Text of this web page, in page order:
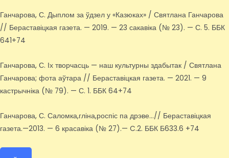
Ганчарова, С. Дыплом за ўдзел у «Казюках» / Святлана Ганчарова
// Бераставіцкая газета. — 2019. — 23 сакавіка (№ 23). — С. 5. ББК
641+74
Ганчарова, С. Іх творчасць — наш культурны здабытак / Святлана
Ганчарова; фота аўтара // Бераставіцкая газета. — 2021. — 9
кастрычніка (№ 79). — С. 1. ББК 64+74
Ганчарова, С. Саломка,гліна,роспіс па дрэве…// Бераставіцкая
газета.—2013. — 6 красавіка (№ 27).— C.2. ББК Б633.6 +74